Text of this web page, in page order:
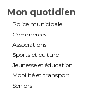
Mon quotidien
Police municipale
Commerces
Associations
Sports et culture
Jeunesse et éducation
Mobilité et transport
Seniors